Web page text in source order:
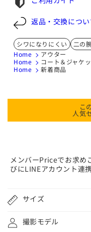
返品・交換につい
シワになりにくい 二の
Home
アウター
Home
コート＆ジャケ
Home
新着商品
こ
人気
メンバーPriceでお求め
びにLINEアカウント連
り
た
サイズ
撮影モデル